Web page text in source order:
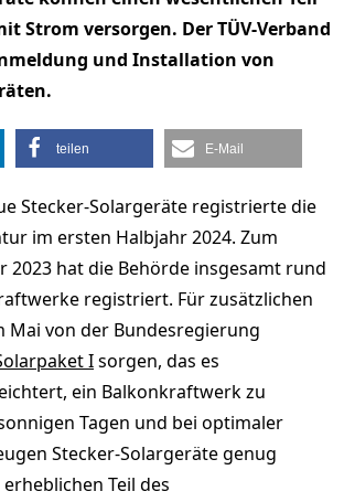
Strom versorgen. Der TÜV-Verband
und Installation von
teilen E-Mail
Stecker-Solargeräte registrierte die
im ersten Halbjahr 2024. Zum
2023 hat die Behörde insgesamt rund
registriert. Für zusätzlichen
Mai von der Bundesregierung
Isorgen, das es
ein Balkonkraftwerk zu
Tagen und bei optimaler
Stecker-Solargeräte genug
Teil des